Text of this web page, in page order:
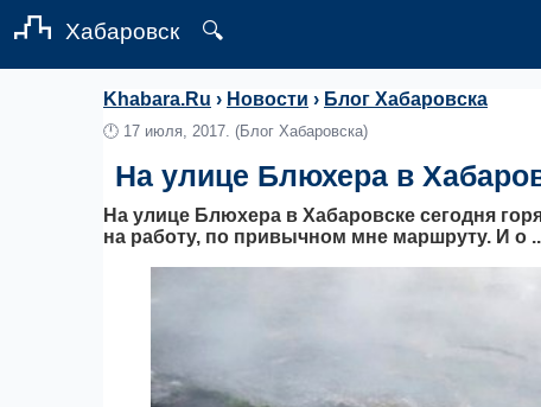
Хабаровск 🔍
Khabara.Ru › Новости › Блог Хабаровска
🕛 17 июля, 2017. (Блог Хабаровска)
На улице Блюхера в
На улице Блюхера в Хабаровске сегодня
на работу, по привычном мне маршруту. И о